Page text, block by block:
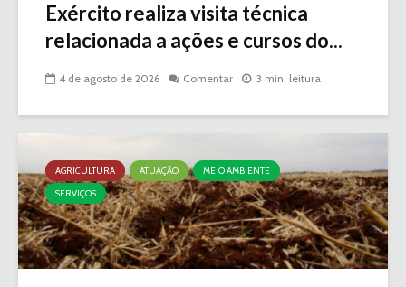
Exército realiza visita técnica
relacionada a ações e cursos do...
4 de agosto de 2026 Comentar 3 min. leitura
AGRICULTURA ATUAÇÃO
MEIO AMBIENTE
SERVIÇOS